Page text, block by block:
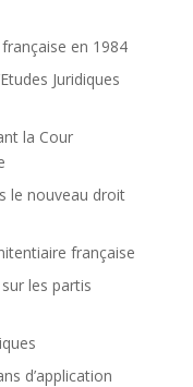
française en 1984
Juridiques
la Cour
le nouveau droit
française
les partis
d’application